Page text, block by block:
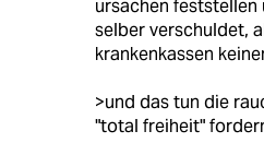
ursachen feststellen
selber verschuldet,
krankenkassen
>und das tun die
"total freiheit"